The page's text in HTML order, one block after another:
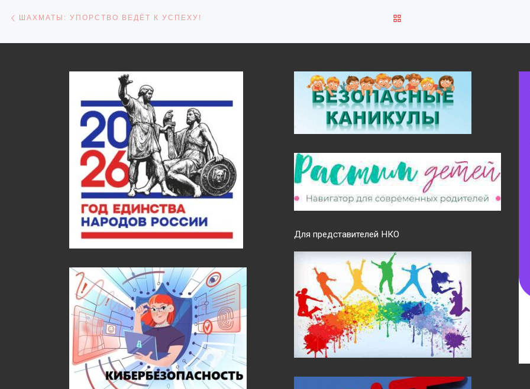
Навигация по записям
ШАХМАТЫ: УПОРСТВО ВЕДЁТ К УСПЕХУ!
Для представителей НКО